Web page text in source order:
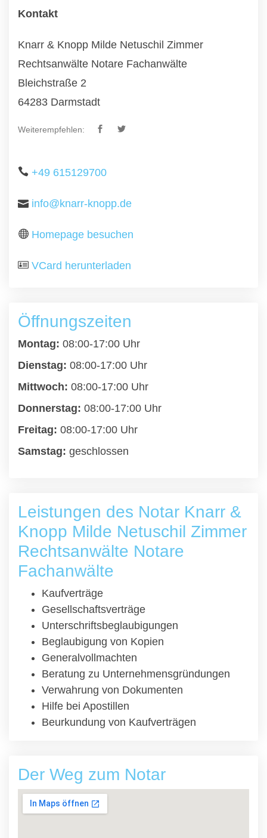
Kontakt
Knarr & Knopp Milde Netuschil Zimmer
Rechtsanwälte Notare Fachanwälte
Bleichstraße 2
64283 Darmstadt
Weiterempfehlen:
+49 615129700
info@knarr-knopp.de
Homepage besuchen
VCard herunterladen
Öffnungszeiten
Montag: 08:00-17:00 Uhr
Dienstag: 08:00-17:00 Uhr
Mittwoch: 08:00-17:00 Uhr
Donnerstag: 08:00-17:00 Uhr
Freitag: 08:00-17:00 Uhr
Samstag: geschlossen
Leistungen des Notar Knarr &
Knopp Milde Netuschil Zimmer
Rechtsanwälte Notare
Fachanwälte
Kaufverträge
Gesellschaftsverträge
Unterschriftsbeglaubigungen
Beglaubigung von Kopien
Generalvollmachten
Beratung zu Unternehmensgründungen
Verwahrung von Dokumenten
Hilfe bei Apostillen
Beurkundung von Kaufverträgen
Der Weg zum Notar